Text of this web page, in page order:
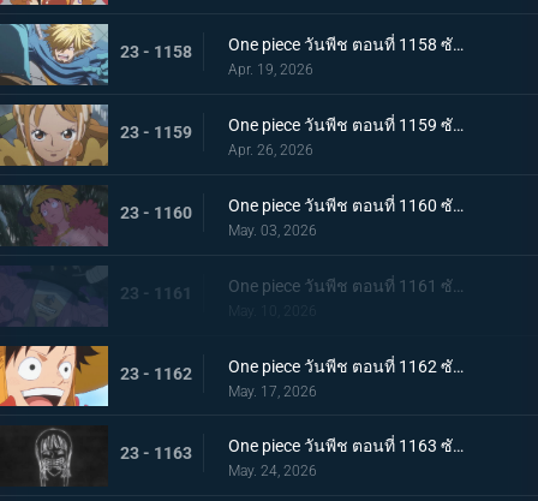
23 - 1158 One piece วันพีช ตอนที่ 1158 ซับไทย การผจญภัยในดินแดนแห่งความลึกลับ! ความลับของเทพเจ้าแห่งดวงอาทิตย์
Apr. 19, 2026
23 - 1159 One piece วันพีช ตอนที่ 1159 ซับไทย ทำลายสวนจิ๋ว - หนีออกจากอาณาจักรบล็อก!
Apr. 26, 2026
23 - 1160 One piece วันพีช ตอนที่ 1160 ซับไทย การเผชิญหน้าบนทุ่งหิมะ - โลกี เจ้าชายผู้ถูกสาปแช่ง
May. 03, 2026
23 - 1161
May. 10, 2026
23 - 1162 One piece วันพีช ตอนที่ 1162 ซับไทย คลื่นแห่งอารมณ์อันมหาศาล - ทิวทัศน์ราวกับความฝันของเอลบาฟ
May. 17, 2026
23 - 1163 One piece วันพีช ตอนที่ 1163 ซับไทย ในที่สุด โรบินและคนอื่นๆ ก็เดินทางมาถึงท่าเรือของหมู่บ้านตะวันตกในเอลบาฟ
May. 24, 2026